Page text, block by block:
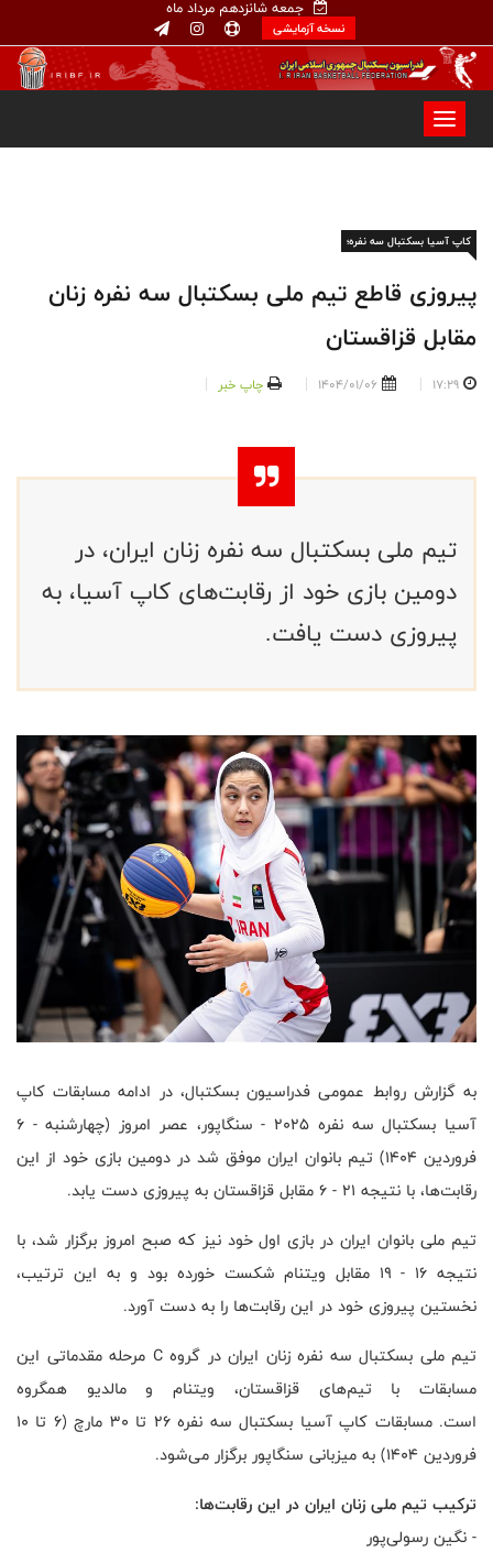
جمعه شانزدهم مرداد ماه
نسخه آزمایشی
کاپ آسیا بسکتبال سه نفره؛
پیروزی قاطع تیم ملی بسکتبال سه نفره زنان
مقابل قزاقستان
17:29
1404/01/06 چاپ خبر
تیم ملی بسکتبال سه نفره زنان ایران، در
دومین بازی خود از رقابت‌های کاپ آسیا، به
پیروزی دست یافت.
به گزارش روابط عمومی فدراسیون بسکتبال، در ادامه مسابقات کاپ
آسیا بسکتبال سه نفره ۲۰۲۵ - سنگاپور، عصر امروز (چهارشنبه - ۶
فروردین ۱۴۰۴) تیم بانوان ایران موفق شد در دومین بازی خود از این
رقابت‌ها، با نتیجه ۲۱ - ۶ مقابل قزاقستان به پیروزی دست یابد.
تیم ملی بانوان ایران در بازی اول خود نیز که صبح امروز برگزار شد، با
نتیجه ۱۶ - ۱۹ مقابل ویتنام شکست خورده بود و به این ترتیب،
نخستین پیروزی خود در این رقابت‌ها را به دست آورد.
تیم ملی بسکتبال سه نفره زنان ایران در گروه C مرحله مقدماتی این
مسابقات با تیم‌های قزاقستان، ویتنام و مالدیو همگروه
است. مسابقات کاپ آسیا بسکتبال سه نفره ۲۶ تا ۳۰ مارچ (۶ تا ۱۰
فروردین ۱۴۰۴) به میزبانی سنگاپور برگزار می‌شود.
ترکیب تیم ملی زنان ایران در این رقابت‌ها:
- نگین رسولی‌پور